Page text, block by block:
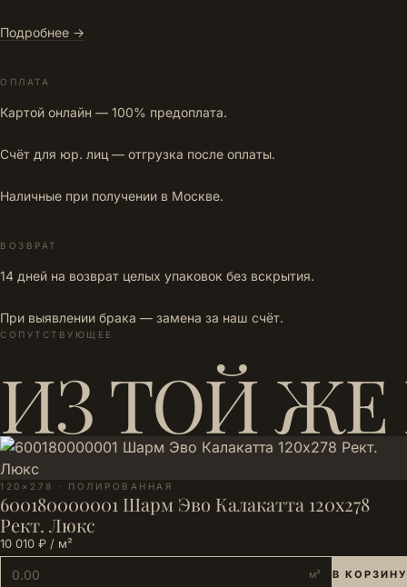
Подробнее →
ОПЛАТА
Картой онлайн — 100% предоплата.
Счёт для юр. лиц — отгрузка после оплаты.
Наличные при получении в Москве.
ВОЗВРАТ
14 дней на возврат целых упаковок без вскрытия.
При выявлении брака — замена за наш счёт.
СОПУТСТВУЮЩЕЕ
ИЗ ТОЙ ЖЕ
120×278 · ПОЛИРОВАННАЯ
600180000001 Шарм Эво Калакатта 120х278
Рект. Люкс
10 010 ₽ / м²
м² В КОРЗИНУ